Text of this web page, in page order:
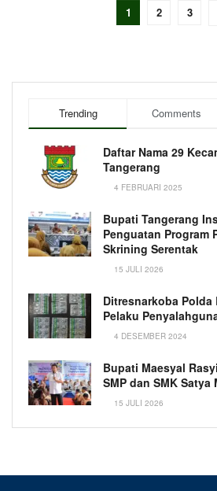
1 2 3
Trending Comments
Daftar Nama 29
Tangerang
4 FEBRUARI 2025
Bupati Tangerang
Penguatan Program
Skrining Serentak
15 JULI 2026
Ditresnarkoba Polda
Pelaku
4 DESEMBER 2024
Bupati Maesyal
SMP dan SMK Satya
15 JULI 2026